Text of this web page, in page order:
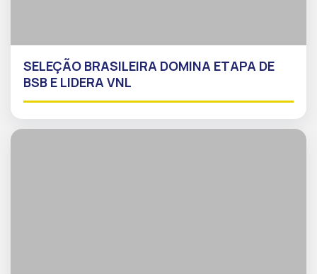
SELEÇÃO BRASILEIRA DOMINA ETAPA DE
BSB E LIDERA VNL